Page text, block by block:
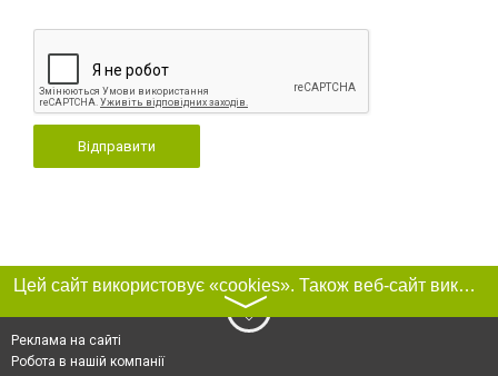
Відправити
Цей сайт використовує «cookies». Також веб-сайт використовує інтернет-сервіс для збору технічних даних стосовно відвідувачів з метою отримання маркетингової та статистичної інформації. Умови обробки даних відвідувачів сайту див.
〉
Реклама на сайті
Робота в нашій компанії